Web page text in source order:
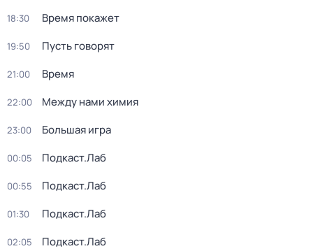
18:30 Время покажет
19:50 Пусть говорят
21:00 Время
22:00 Между нами химия
23:00 Большая игра
00:05 Подкаст.Лаб
00:55 Подкаст.Лаб
01:30 Подкаст.Лаб
02:05 Подкаст.Лаб